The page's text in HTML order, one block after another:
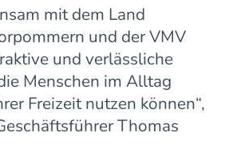
mit dem Land
und der VMV
und verlässliche
Menschen im Alltag
Freizeit nutzen können“,
Thomas